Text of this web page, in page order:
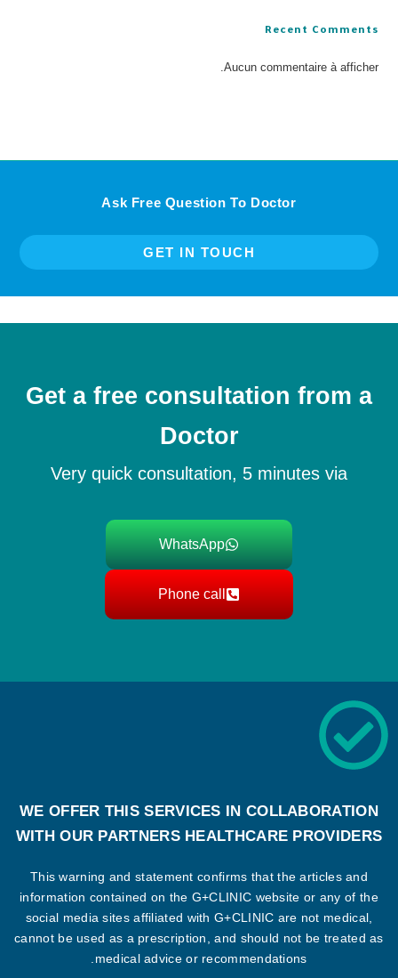
Recent Comments
Aucun commentaire à afficher.
Ask Free Question To Doctor
GET IN TOUCH
Get a free consultation from a
Doctor
Very quick consultation, 5 minutes via
WhatsApp
Phone call
WE OFFER THIS SERVICES IN COLLABORATION
WITH OUR PARTNERS HEALTHCARE PROVIDERS
This warning and statement confirms that the articles and
information contained on the G+CLINIC website or any of the
social media sites affiliated with G+CLINIC are not medical,
cannot be used as a prescription, and should not be treated as
medical advice or recommendations.